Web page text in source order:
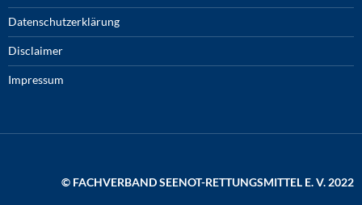
Datenschutzerklärung
Disclaimer
Impressum
© FACHVERBAND SEENOT-RETTUNGSMITTEL E. V. 2022